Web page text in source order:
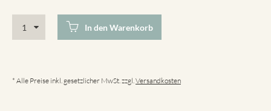
In den Warenkorb
* Alle Preise inkl. gesetzlicher MwSt. zzgl. Versandkosten